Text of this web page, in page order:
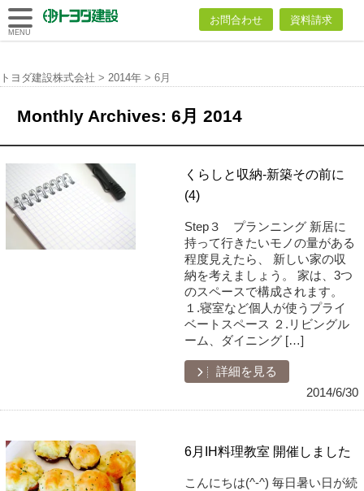
トヨダ建設
お問合わせ 資料請求
MENU
トヨダ建設株式会社 > 2014年 > 6月
Monthly Archives: 6月 2014
くらしと収納-新築その前に
(4)
Step３ プランニング 新居に
持って行きたいモノの量がある
程度見えたら、 新しい家の収
納を考えましょう。 家は、3つ
のスペースで構成されます。
１.寝室など個人が使うプライ
ベートスペース ２.リビングル
ーム、ダイニング […]
詳細を見る
2014/6/30
6月IH料理教室 開催しました
こんにちは(^-^) 毎日暑い日が続